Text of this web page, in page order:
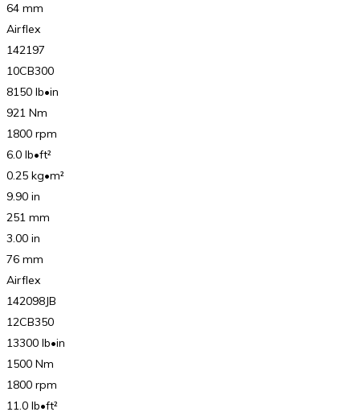
64 mm
Airflex
142197
10CB300
8150 lb•in
921 Nm
1800 rpm
6.0 lb•ft²
0.25 kg•m²
9.90 in
251 mm
3.00 in
76 mm
Airflex
142098JB
12CB350
13300 lb•in
1500 Nm
1800 rpm
11.0 lb•ft²